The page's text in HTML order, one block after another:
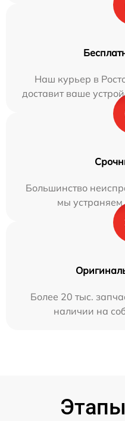
Наш курьер в
доставит ваше
Большинство
мы устраняем
Более 20 тыс.
наличии на